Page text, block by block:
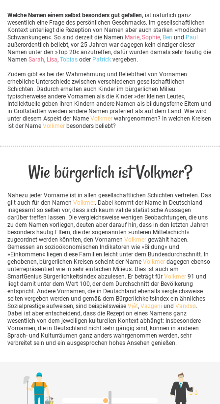
Welche Namen einem selbst besonders gut gefallen, ist natürlich ganz
wesentlich eine Frage des persönlichen Geschmacks. Im gesellschaftlichen
Kontext unterliegt die Rezeption von Namen aber auch starken »modischen
Schwankungen«. So sind derzeit die Namen Marie, Sophie, Ben und Paul
außerordentlich beliebt, vor 25 Jahren war dagegen kein einziger dieser
Namen unter den »Top 20« anzutreffen, dafür wurden damals sehr häufig die
Namen Sarah, Lisa, Tobias oder Patrick vergeben.
Zudem gibt es bei der Wahrnehmung und Beliebtheit von Vornamen
erhebliche Unterschiede zwischen verschiedenen gesellschaftlichen
Schichten. Dadurch erhalten auch Kinder im bürgerlichen Milieu
typischerweise andere Vornamen als die Kinder »der kleinen Leute«,
Intellektuelle geben ihren Kindern andere Namen als bildungsferne Eltern und
in Großstädten werden andere Namen präferiert als auf dem Land. Wie wird
unter diesem Aspekt der Name Volkmer wahrgenommen? In welchen Kreisen
ist der Name Volkmer besonders beliebt?
Wie bürgerlich ist Volkmer?
Nahezu jeder Vorname ist in allen gesellschaftlichen Schichten vertreten. Das
gilt auch für den Namen Volkmer. Dabei kommt der Name in Deutschland
insgesamt so selten vor, dass sich kaum valide statistische Aussagen
darüber treffen lassen. Die vergleichsweise wenigen Beobachtungen, die uns
zu dem Namen vorliegen, deuten aber darauf hin, dass in den letzten Jahren
besonders häufig Eltern, die der sogenannten »unteren Mittelschicht«
zugeordnet werden könnten, den Vornamen Volkmer gewählt haben.
Gemessen an sozioökonomischen Indikatoren wie »Bildung« und
»Einkommen« liegen diese Familien leicht unter dem Bundesdurchschnitt. In
gehobenen, bürgerlichen Kreisen scheint der Name Volkmer dagegen ebenso
unterrepräsentiert wie in sehr einfachen Milieus. Dies ist auch am
SmartGenius Bürgerlichkeitsindex abzulesen. Er beträgt für Volkmer 91 und
liegt damit unter dem Wert 100, der dem Durchschnitt der Bevölkerung
entspricht. Andere Vornamen, die in Deutschland ebenalls vergleichsweise
selten vergeben werden und gemäß dem Bürgerlichkeitsindex ein ähnliches
Sozialprestige aufweisen, sind beispielsweise Vịêt, Vazgeni und Vandsø.
Dabei ist aber entscheidend, dass die Rezeption eines Namens ganz
wesentlich von dem jeweiligen kulturellen Kontext abhängt: Insbesondere
Vornamen, die in Deutschland nicht sehr gängig sind, können in anderen
Sprach- und Kulturräumen ganz anders wahrgenommen werden, sehr
verbreitet sein und ein ausgesprochen hohes Ansehen genießen.